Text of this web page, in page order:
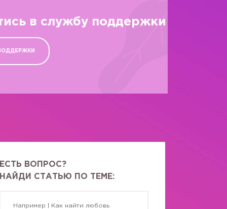
в службу поддержки
ЕСТЬ ВОПРОС?
НАЙДИ СТАТЬЮ ПО ТЕМЕ: